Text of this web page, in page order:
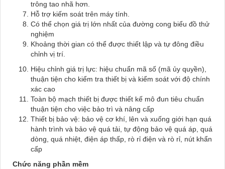
trông tao nhã hơn.
Hỗ trợ kiếm soát trên máy tính.
Có thể chọn giá trị lớn nhất của đường cong biểu đồ thử
nghiệm
Khoảng thời gian có thể được thiết lập và tự đông điều
chỉnh vị trí.
Hiệu chỉnh giá trị lực: hiệu chuẩn mã số (mã ủy quyền),
thuận tiện cho kiểm tra thiết bị và kiểm soát với độ chính
xác cao
Toàn bộ mạch thiết bị được thiết kế mô đun tiêu chuẩn
thuận tiện cho việc bảo trì và nâng cấp
Thiết bị bảo vệ: bảo vệ cơ khí, lên và xuống giới hạn quá
hành trình và bảo vệ quá tải, tự động bảo vệ quá áp, quá
dòng, quá nhiệt, điện áp thấp, rò rỉ điện và rò rỉ, nút khẩn
cấp
Chức năng phần mềm